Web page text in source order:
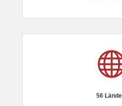
56